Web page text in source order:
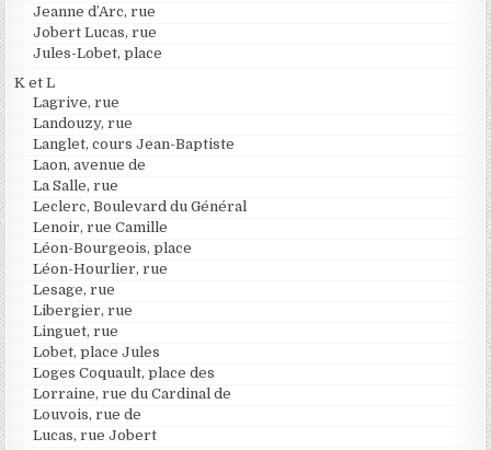
Jeanne d’Arc, rue
Jobert Lucas, rue
Jules-Lobet, place
K et L
Lagrive, rue
Landouzy, rue
Langlet, cours Jean-Baptiste
Laon, avenue de
La Salle, rue
Leclerc, Boulevard du Général
Lenoir, rue Camille
Léon-Bourgeois, place
Léon-Hourlier, rue
Lesage, rue
Libergier, rue
Linguet, rue
Lobet, place Jules
Loges Coquault, place des
Lorraine, rue du Cardinal de
Louvois, rue de
Lucas, rue Jobert